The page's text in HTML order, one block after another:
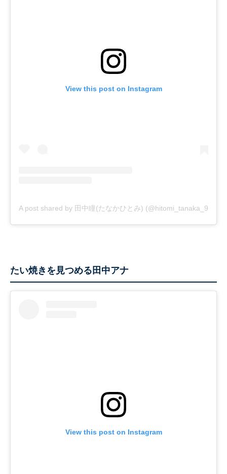
View this post on Instagram
A post shared by 田中瞳(たなかひとみ) (@hitomi_tanaka_9)
たい焼きを見つめる田中アナ
View this post on Instagram